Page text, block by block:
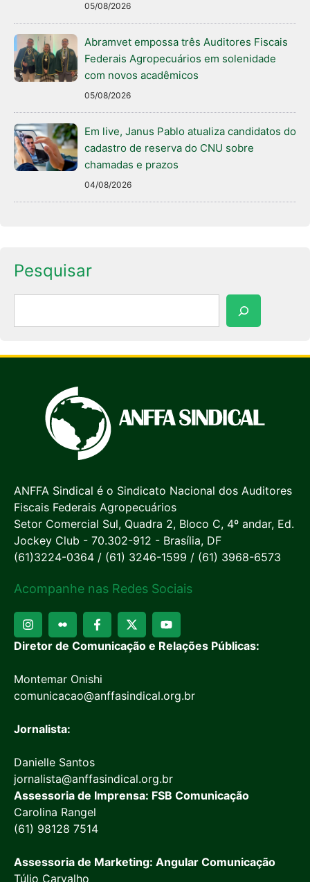
05/08/2026
Abramvet empossa três Auditores Fiscais
Federais Agropecuários em solenidade
com novos acadêmicos
05/08/2026
Em live, Janus Pablo atualiza candidatos do
cadastro de reserva do CNU sobre
chamadas e prazos
04/08/2026
Pesquisar
ANFFA Sindical é o Sindicato Nacional dos Auditores
Fiscais Federais Agropecuários
Setor Comercial Sul, Quadra 2, Bloco C, 4º andar, Ed.
Jockey Club - 70.302-912 - Brasília, DF
(61)3224-0364 / (61) 3246-1599 / (61) 3968-6573
Acompanhe nas Redes Sociais
Diretor de Comunicação e Relações Públicas:
Montemar Onishi
comunicacao@anffasindical.org.br
Jornalista:
Danielle Santos
jornalista@anffasindical.org.br
Assessoria de Imprensa: FSB Comunicação
Carolina Rangel
(61) 98128 7514
Assessoria de Marketing: Angular Comunicação
Túlio Carvalho